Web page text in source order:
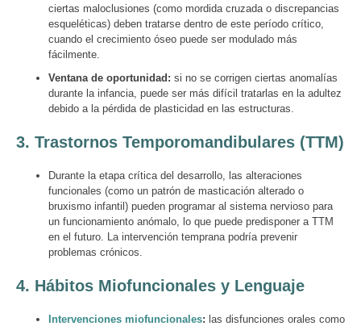
ciertas maloclusiones (como mordida cruzada o discrepancias
esqueléticas) deben tratarse dentro de este período crítico,
cuando el crecimiento óseo puede ser modulado más
fácilmente.
Ventana de oportunidad: si no se corrigen ciertas anomalías
durante la infancia, puede ser más difícil tratarlas en la adultez
debido a la pérdida de plasticidad en las estructuras.
3. Trastornos Temporomandibulares (TTM)
Durante la etapa crítica del desarrollo, las alteraciones
funcionales (como un patrón de masticación alterado o
bruxismo infantil) pueden programar al sistema nervioso para
un funcionamiento anómalo, lo que puede predisponer a TTM
en el futuro. La intervención temprana podría prevenir
problemas crónicos.
4. Hábitos Miofuncionales y Lenguaje
Intervenciones miofuncionales: las disfunciones orales como